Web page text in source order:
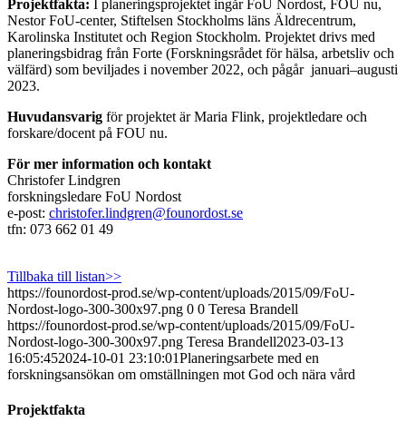
Projektfakta: I planeringsprojektet ingår FoU Nordost, FOU nu,
Nestor FoU-center, Stiftelsen Stockholms läns Äldrecentrum,
Karolinska Institutet och Region Stockholm. Projektet drivs med
planeringsbidrag från Forte (Forskningsrådet för hälsa, arbetsliv och
välfärd) som beviljades i november 2022, och pågår januari–augusti
2023.
Huvudansvarig för projektet är Maria Flink, projektledare och
forskare/docent på FOU nu.
För mer information och kontakt
Christofer Lindgren
forskningsledare FoU Nordost
e-post: christofer.lindgren@founordost.se
tfn: 073 662 01 49
Tillbaka till listan>>
https://founordost-prod.se/wp-content/uploads/2015/09/FoU-
Nordost-logo-300-300x97.png 0 0 Teresa Brandell
https://founordost-prod.se/wp-content/uploads/2015/09/FoU-
Nordost-logo-300-300x97.png Teresa Brandell2023-03-13
16:05:452024-10-01 23:10:01Planeringsarbete med en
forskningsansökan om omställningen mot God och nära vård
Projektfakta